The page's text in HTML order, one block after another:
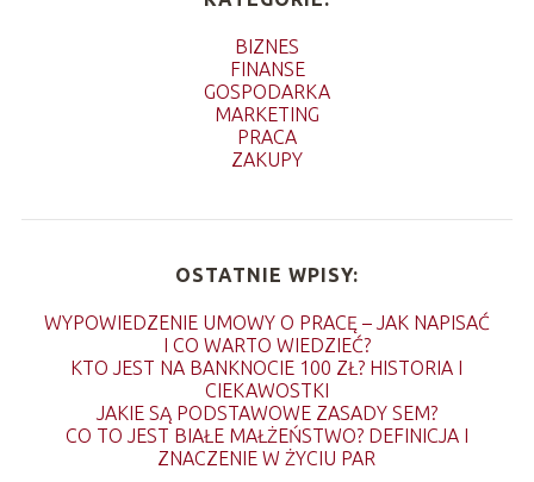
BIZNES
FINANSE
GOSPODARKA
MARKETING
PRACA
ZAKUPY
OSTATNIE WPISY:
WYPOWIEDZENIE UMOWY O PRACĘ – JAK NAPISAĆ
I CO WARTO WIEDZIEĆ?
KTO JEST NA BANKNOCIE 100 ZŁ? HISTORIA I
CIEKAWOSTKI
JAKIE SĄ PODSTAWOWE ZASADY SEM?
CO TO JEST BIAŁE MAŁŻEŃSTWO? DEFINICJA I
ZNACZENIE W ŻYCIU PAR